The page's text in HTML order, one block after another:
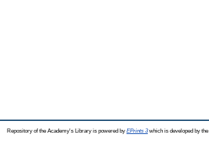
Repository of the Academy's Library is powered by EPrints 3which is developed by the